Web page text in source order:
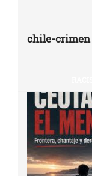
chile-crimen